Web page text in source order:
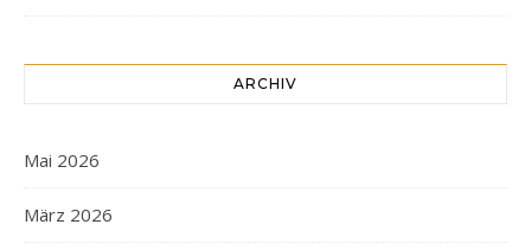
ARCHIV
Mai 2026
März 2026